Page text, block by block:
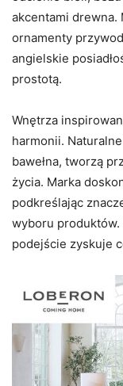
akcentami drewna.
ornamenty
angielskie
prostotą.
Wnętrza
harmonii.
bawełna, tworzą
życia. Marka
podkreślając
wyboru produktów.
podejście zyskuje